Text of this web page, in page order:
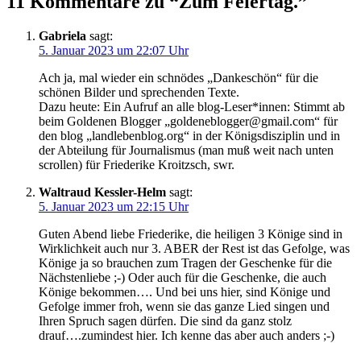
Gabriela sagt:
5. Januar 2023 um 22:07 Uhr
Ach ja, mal wieder ein schnödes „Dankeschön“ für die
schönen Bilder und sprechenden Texte.
Dazu heute: Ein Aufruf an alle blog-Leser*innen: Stimmt ab
beim Goldenen Blogger „goldeneblogger@gmail.com“ für
den blog „landlebenblog.org“ in der Königsdisziplin und in
der Abteilung für Journalismus (man muß weit nach unten
scrollen) für Friederike Kroitzsch, swr.
Waltraud Kessler-Helm sagt:
5. Januar 2023 um 22:15 Uhr
Guten Abend liebe Friederike, die heiligen 3 Könige sind in
Wirklichkeit auch nur 3. ABER der Rest ist das Gefolge, was
Könige ja so brauchen zum Tragen der Geschenke für die
Nächstenliebe ;-) Oder auch für die Geschenke, die auch
Könige bekommen…. Und bei uns hier, sind Könige und
Gefolge immer froh, wenn sie das ganze Lied singen und
Ihren Spruch sagen dürfen. Die sind da ganz stolz
drauf….zumindest hier. Ich kenne das aber auch anders ;-)